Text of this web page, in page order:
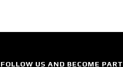
FOLLOW US AND BECOME PART